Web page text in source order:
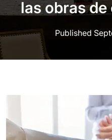
las obras
Published